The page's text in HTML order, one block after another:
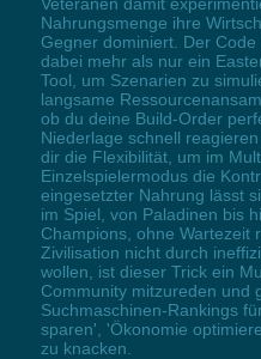
Nahrungsmenge ihre
Gegner dominiert. Der
dabei mehr als nur ein
Tool, um Szenarien zu
langsame
ob du deine Build-Order
Niederlage schnell
dir die Flexibilität, um im
Einzelspielermodus die
eingesetzter Nahrung lässt
im Spiel, von Paladinen bis
Champions, ohne Wartezeit
Zivilisation nicht durch
wollen, ist dieser Trick ein
Community mitzureden und
Suchmaschinen-Rankings
sparen', 'Ökonomie
zu knacken.